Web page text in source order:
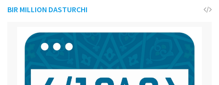
BIR MILLION DASTURCHI